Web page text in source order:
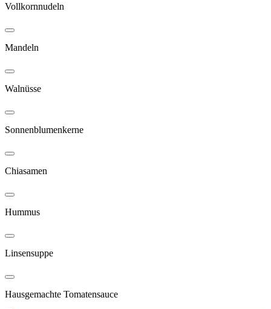
Vollkornnudeln
Mandeln
Walnüsse
Sonnenblumenkerne
Chiasamen
Hummus
Linsensuppe
Hausgemachte Tomatensauce